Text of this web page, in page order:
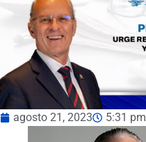
agosto 21, 2023 5:31 pm